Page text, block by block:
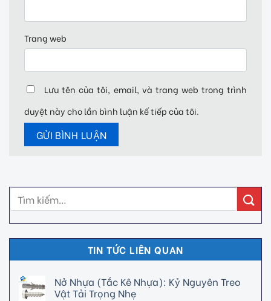
Trang web
Lưu tên của tôi, email, và trang web trong trình
duyệt này cho lần bình luận kế tiếp của tôi.
TIN TỨC LIÊN QUAN
Nở Nhựa (Tắc Kê Nhựa): Kỷ Nguyên Treo
Vật Tải Trọng Nhẹ